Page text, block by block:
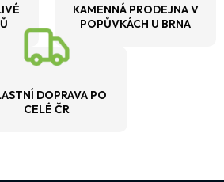
KAMENNÁ PRODEJNA V
POPŮVKÁCH U BRNA
DOPRAVA PO
CELÉ ČR